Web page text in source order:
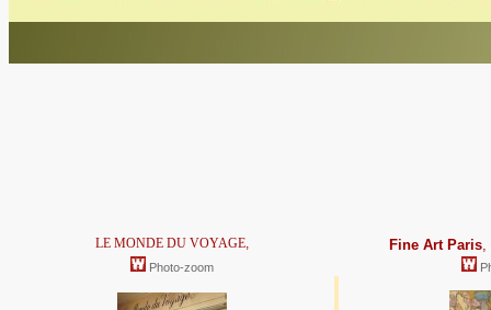
LE MONDE DU VOYAGE, Fine Art Paris,
Photo-zoom